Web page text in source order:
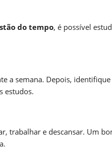
do tempo, é possível
a semana. Depois,
estudos.
trabalhar e descansar. Um